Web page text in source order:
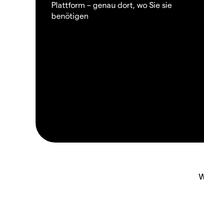
Plattform – genau dort, wo Sie sie
benötigen